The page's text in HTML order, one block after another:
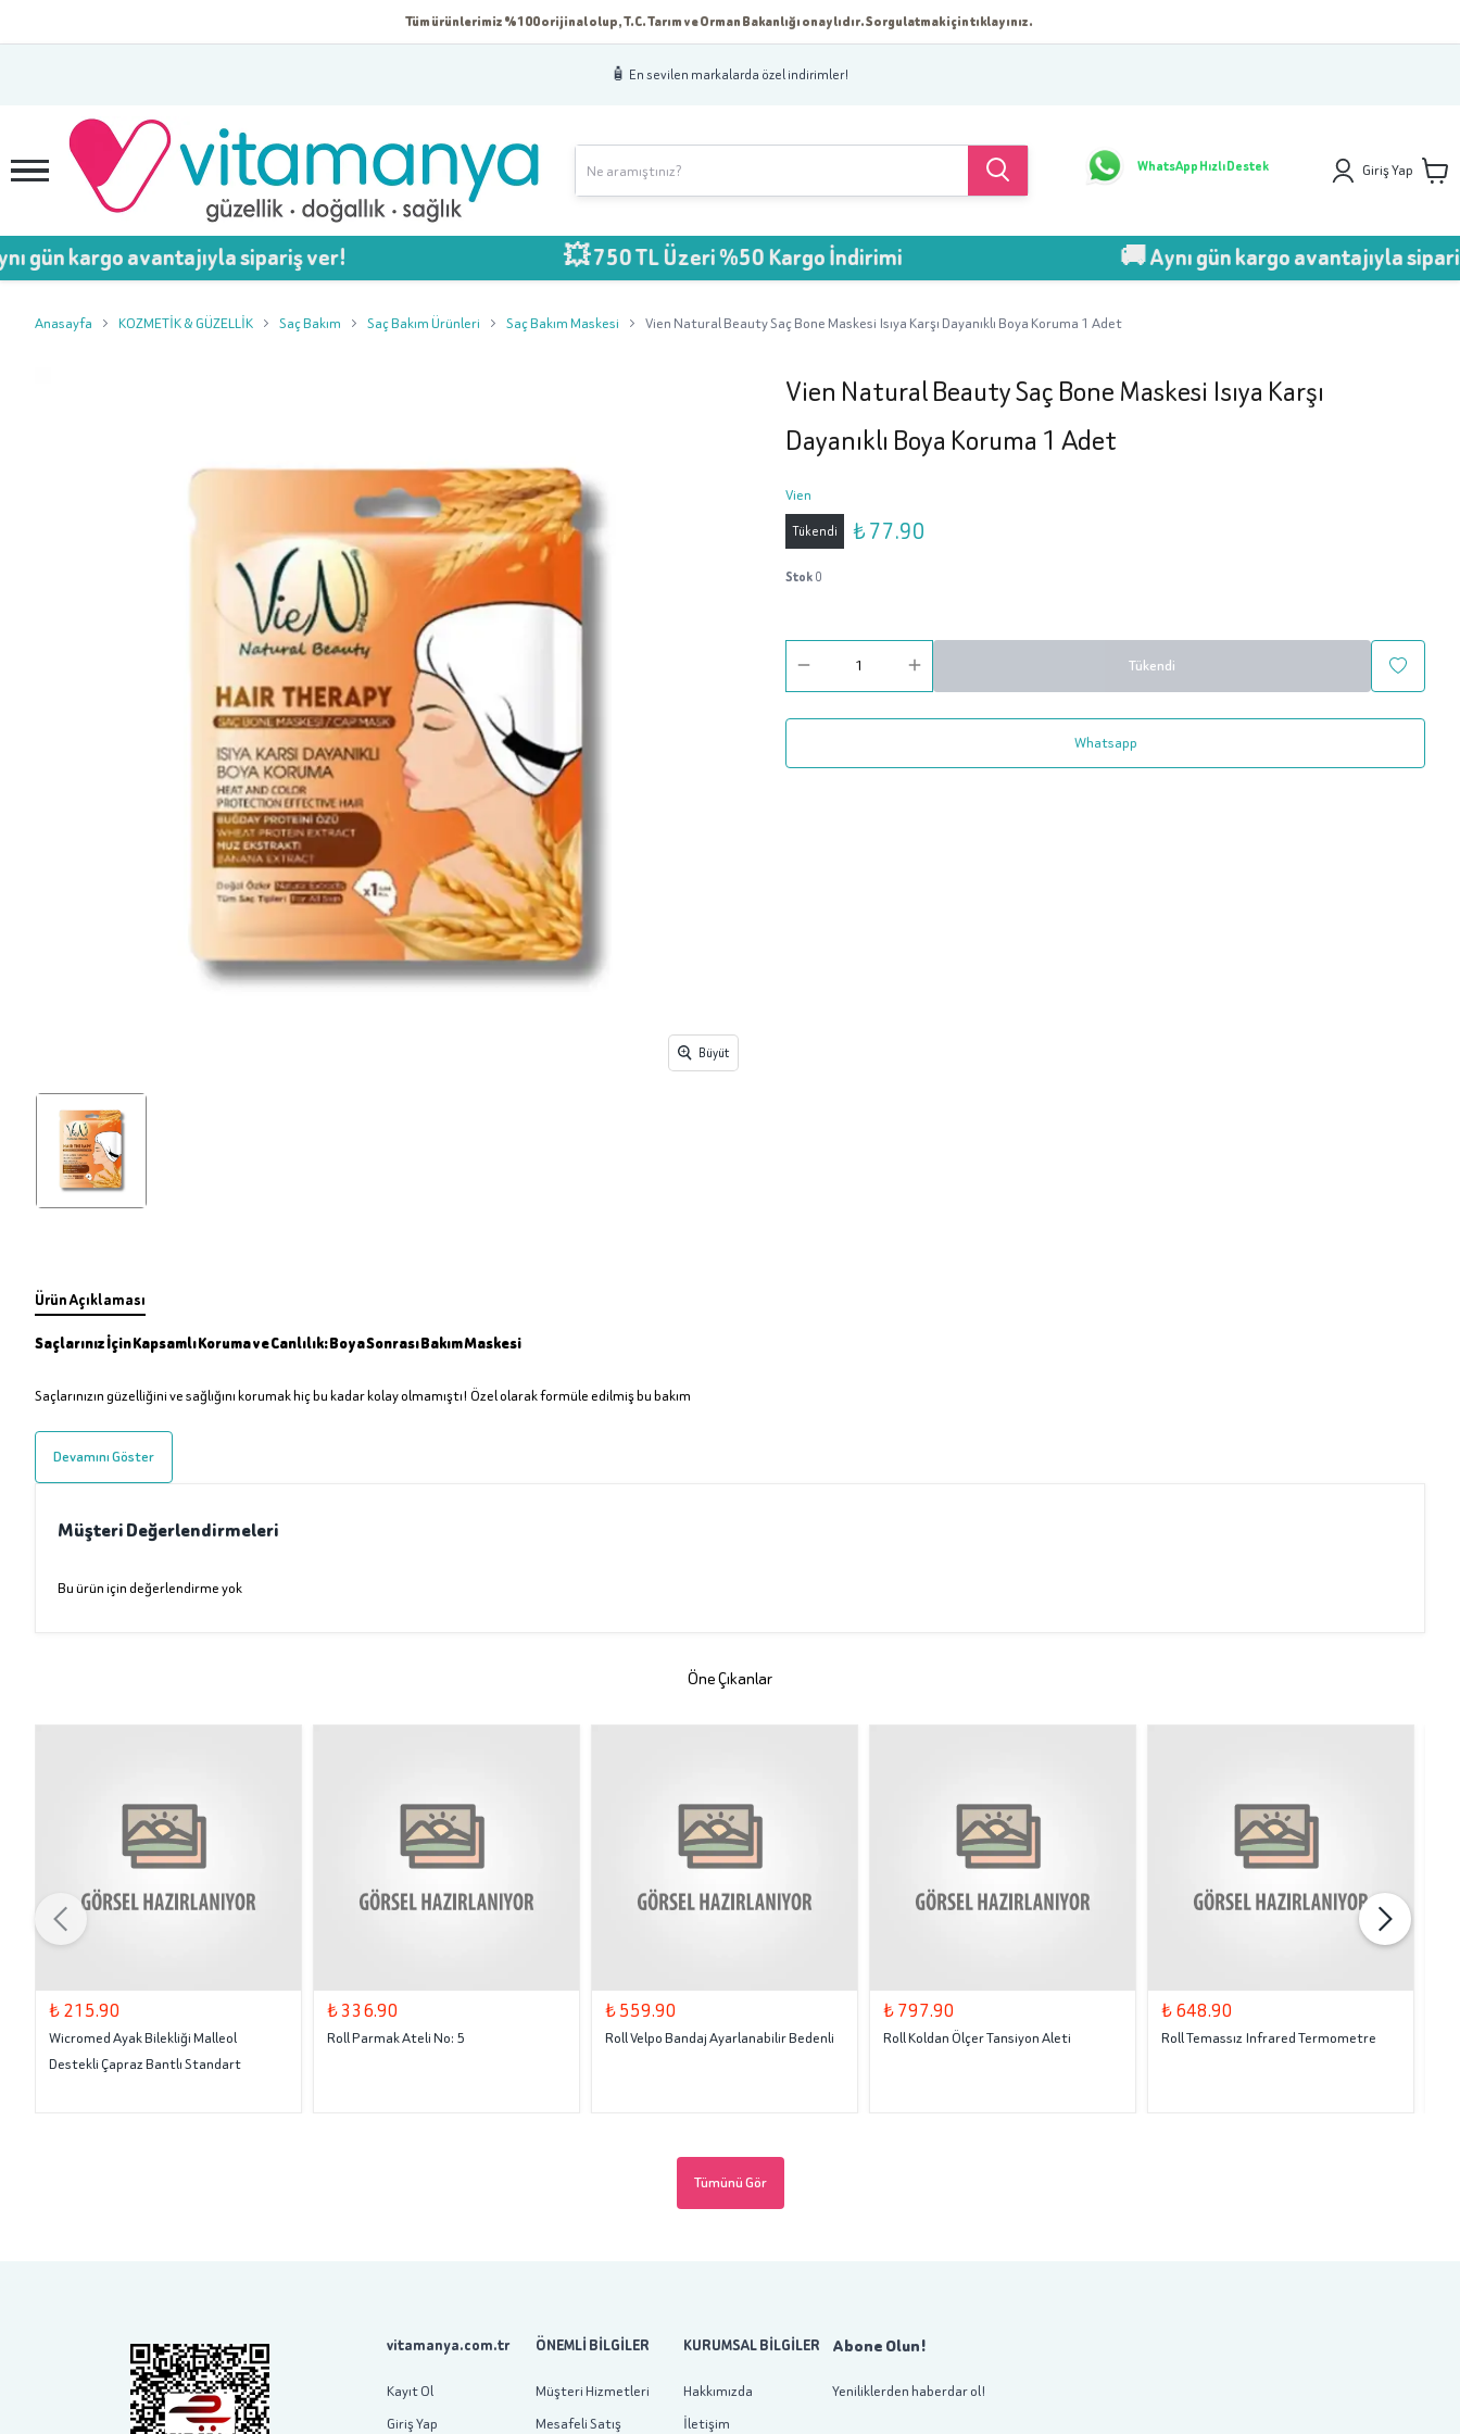
Tüm ürünlerimiz %100 orijinal olup, T.C. Tarım ve Orman Bakanlığı onaylıdır. Sorgulatmak için tıklayınız.
🧴 En sevilen markalarda özel indirimler!
WhatsApp Hızlı Destek Giriş Yap
avantajıyla sipariş ver! 💥 750 TL Üzeri %50 Kargo İndirimi 🚚 Aynı gün kargo avantajıyla sipariş ver!
Anasayfa KOZMETİK & GÜZELLİK Saç Bakım Saç Bakım Ürünleri Saç Bakım Maskesi Vien Natural Beauty Saç Bone Maskesi Isıya Karşı Dayanıklı Boya Koruma 1 Adet
Büyüt
Vien Natural Beauty Saç Bone Maskesi Isıya Karşı
Dayanıklı Boya Koruma 1 Adet
Vien
Tükendi ₺ 77.90
Stok0
Tükendi
Whatsapp
Ürün Açıklaması
Saçlarınız İçin Kapsamlı Koruma ve Canlılık: Boya Sonrası Bakım Maskesi
Saçlarınızın güzelliğini ve sağlığını korumak hiç bu kadar kolay olmamıştı! Özel olarak formüle edilmiş bu bakım
Devamını Göster
Müşteri Değerlendirmeleri
Bu ürün için değerlendirme yok
Öne Çıkanlar
₺ 215.90
Wicromed Ayak Bilekliği Malleol
Destekli Çapraz Bantlı Standart
₺ 336.90
Roll Parmak Ateli No: 5
₺ 559.90
Roll Velpo Bandaj Ayarlanabilir Bedenli
₺ 797.90
Roll Koldan Ölçer Tansiyon Aleti
₺ 648.90
Roll Temassız Infrared Termometre
Tümünü Gör
vitamanya.com.tr
Kayıt Ol
Giriş Yap
ÖNEMLİ BİLGİLER
Müşteri Hizmetleri
Mesafeli Satış
KURUMSAL BİLGİLER
Hakkımızda
İletişim
Abone Olun!
Yeniliklerden haberdar ol!